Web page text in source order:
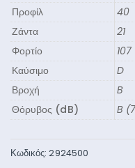
Προφίλ
40
Ζάντα
21
Φορτίο
107
Καύσιμο
D
Βροχή
B
Θόρυβος (dB)
B
Κωδικός:2924500